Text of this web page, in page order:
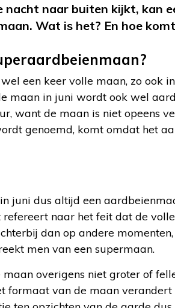
nacht naar buiten kijkt, kan
Wat is het? En hoe
een keer volle maan, zo ook
maan in juni wordt ook wel
want de maan is niet opeens
genoemd, komt omdat het
juni dus altijd een
naar het feit dat de
dan op andere
men van een supermaan.
overigens niet groter of
formaat van de maan